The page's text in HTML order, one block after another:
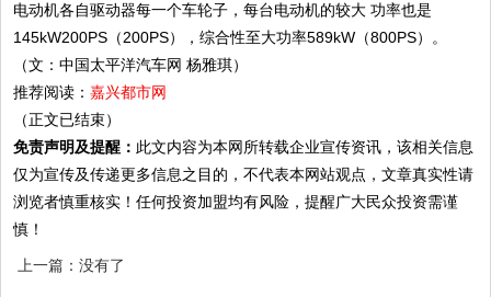
电动机各自驱动器每一个车轮子，每台电动机的较大 功率也是
145kW200PS（200PS），综合性至大功率589kW（800PS）。
（文：中国太平洋汽车网 杨雅琪）
推荐阅读：嘉兴都市网
（正文已结束）
免责声明及提醒： 此文内容为本网所转载企业宣传资讯，该相关信息
仅为宣传及传递更多信息之目的，不代表本网站观点，文章真实性请
浏览者慎重核实！任何投资加盟均有风险，提醒广大民众投资需谨
慎！
上一篇：没有了